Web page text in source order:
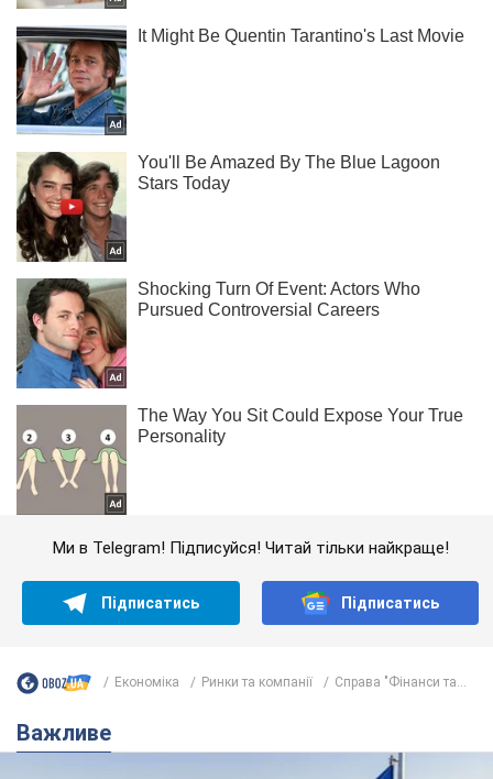
Ми в Telegram! Підписуйся! Читай тільки найкраще!
Підписатись Підписатись
Економіка Ринки та компанії Справа "Фінанси та...
Важливе